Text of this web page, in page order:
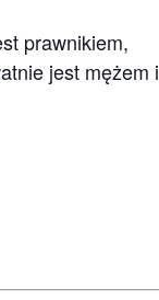
prawnikiem,
jest mężem i